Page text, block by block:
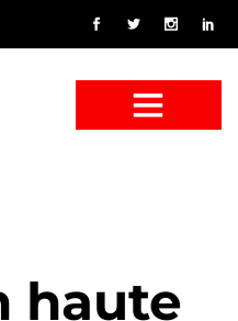
haute